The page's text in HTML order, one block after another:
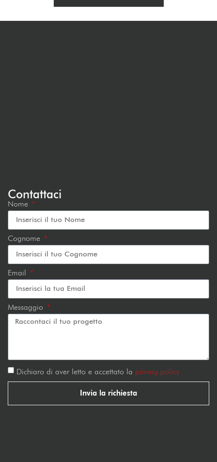
Contattaci
Nome
Cognome
Email
Messaggio
Dichiaro di aver letto e accettato la privacy policy
Invia la richiesta